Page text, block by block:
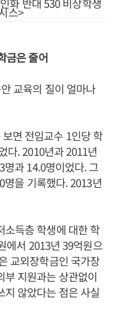
스>
금은 줄어
교육의 질이 얼마나
면 전임교수 1인당 학
다. 2010년과 2011년
명과 14.0명이었다. 그
명을 기록했다. 2013년
소득층 학생에 대한 학
에서 2013년 39억원으
교외장학금인 국가장
부 지원과는 상관없이
지 않았다는 점은 사실